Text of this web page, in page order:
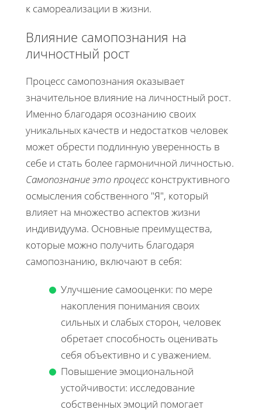
к самореализации в жизни.
Влияние самопознания на
личностный рост
Процесс самопознания оказывает
значительное влияние на личностный рост.
Именно благодаря осознанию своих
уникальных качеств и недостатков человек
может обрести подлинную уверенность в
себе и стать более гармоничной личностью.
Самопознание это процессконструктивного
осмысления собственного "Я", который
влияет на множество аспектов жизни
индивидуума. Основные преимущества,
которые можно получить благодаря
самопознанию, включают в себя:
Улучшение самооценки: по мере
накопления понимания своих
сильных и слабых сторон, человек
обретает способность оценивать
себя объективно и с уважением.
Повышение эмоциональной
устойчивости: исследование
собственных эмоций помогает